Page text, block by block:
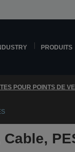
PRODUITS
POUR POINTS DE